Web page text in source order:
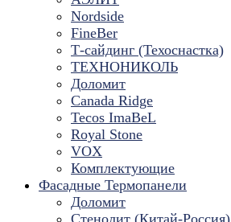
Nordside
FineBer
Т-сайдинг (Техоснастка)
ТЕХНОНИКОЛЬ
Доломит
Canada Ridge
Tecos ImaBeL
Royal Stone
VOX
Комплектующие
Фасадные Термопанели
Доломит
Стенолит (Китай-Россия)